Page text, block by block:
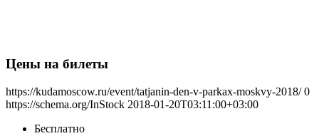
Цены на билеты
https://kudamoscow.ru/event/tatjanin-den-v-parkax-moskvy-2018/ 0
https://schema.org/InStock 2018-01-20T03:11:00+03:00
Бесплатно